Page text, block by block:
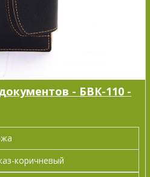
- БВК-110 -
коричневый